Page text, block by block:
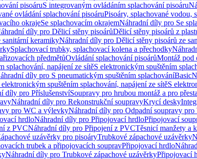
pisoáruS integrovaným ovládáním splachování pisoáru
ovládání splachování pisoáruPisoáry, splachované vodou,
okrajeSe splachovacím okrajemNáhradní díly pro Se
díly pro Dělicí stěny pisoárůDělicí stěny pisoárů z
sanitární keramikyNáhradní díly pro Dělicí stěny pisoárů ze
Splachovací trubky, splachovací kolena a přechodky
předmětůOvládání splachování pisoárůMontáž pod
splachování, napájení ze sítěS elektronickým spuštěním
díly pro S pneumatickým spuštěním splachováníBasic
spuštěním splachování, napájení ze sítěS
díly pro PříslušenstvíSoupravy pro hrubou montáž a pro
Náhradní díly pro Rekonstrukční soupravyKrycí desky
pro WC a výlevkyNáhradní díly pro Odpadní soupravy
hrdloNáhradní díly pro Připojovací hrdloPřipojovací
z PVCNáhradní díly pro Připojení z PVCTěsnicí manžety a
uzávěrky pro pisoáryTrubkové zápachové uzávěrky
trubek a připojovacích soupravPřipojovací hrdlo
Náhradní díly pro Trubkové zápachové uzávěrkyPřipojovací